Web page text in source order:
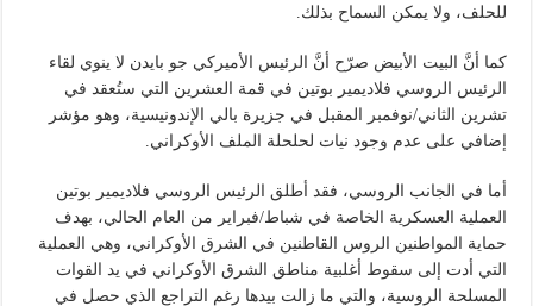
للحلف، ولا يمكن السماح بذلك.
كما أنَّ البيت الأبيض صرّح أنَّ الرئيس الأميركي جو بايدن لا ينوي لقاء
الرئيس الروسي فلاديمير بوتين في قمة العشرين التي ستُعقد في
تشرين الثاني/نوفمبر المقبل في جزيرة بالي الإندونيسية، وهو مؤشر
إضافي على عدم وجود نيات لحلحلة الملف الأوكراني.
أما في الجانب الروسي، فقد أطلق الرئيس الروسي فلاديمير بوتين
العملية العسكرية الخاصة في شباط/فبراير من العام الحالي، بهدف
حماية المواطنين الروس القاطنين في الشرق الأوكراني، وهي العملية
التي أدت إلى سقوط أغلبية مناطق الشرق الأوكراني في يد القوات
المسلحة الروسية، والتي ما زالت بيدها رغم التراجع الذي حصل في